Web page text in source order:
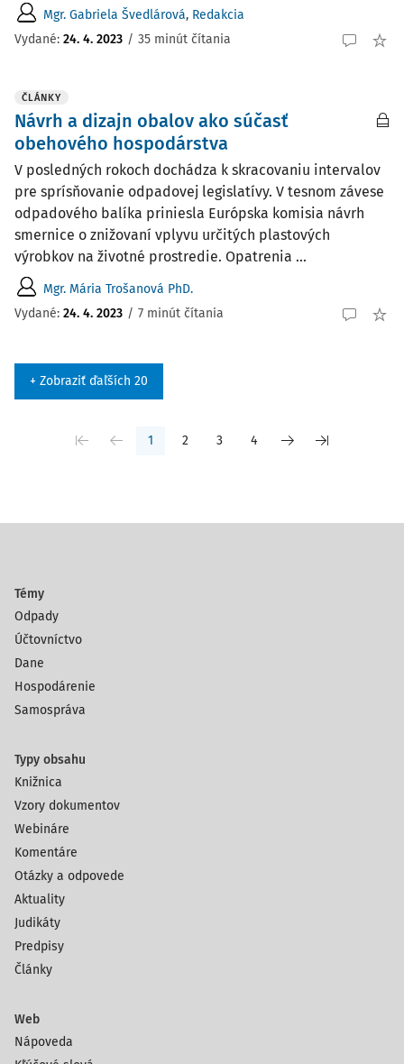
Mgr. Gabriela Švedlárová, Redakcia
Vydané: 24. 4. 2023 / 35 minút čítania
ČLÁNKY
Návrh a dizajn obalov ako súčasť
obehového hospodárstva
V posledných rokoch dochádza k skracovaniu intervalov
pre sprísňovanie odpadovej legislatívy. V tesnom závese
odpadového balíka priniesla Európska komisia návrh
smernice o znižovaní vplyvu určitých plastových
výrobkov na životné prostredie. Opatrenia ...
Mgr. Mária Trošanová PhD.
Vydané: 24. 4. 2023 / 7 minút čítania
+ Zobraziť ďaľších 20
1 2 3 4
Témy
Odpady
Účtovníctvo
Dane
Hospodárenie
Samospráva
Typy obsahu
Knižnica
Vzory dokumentov
Webináre
Komentáre
Otázky a odpovede
Aktuality
Judikáty
Predpisy
Články
Web
Nápoveda